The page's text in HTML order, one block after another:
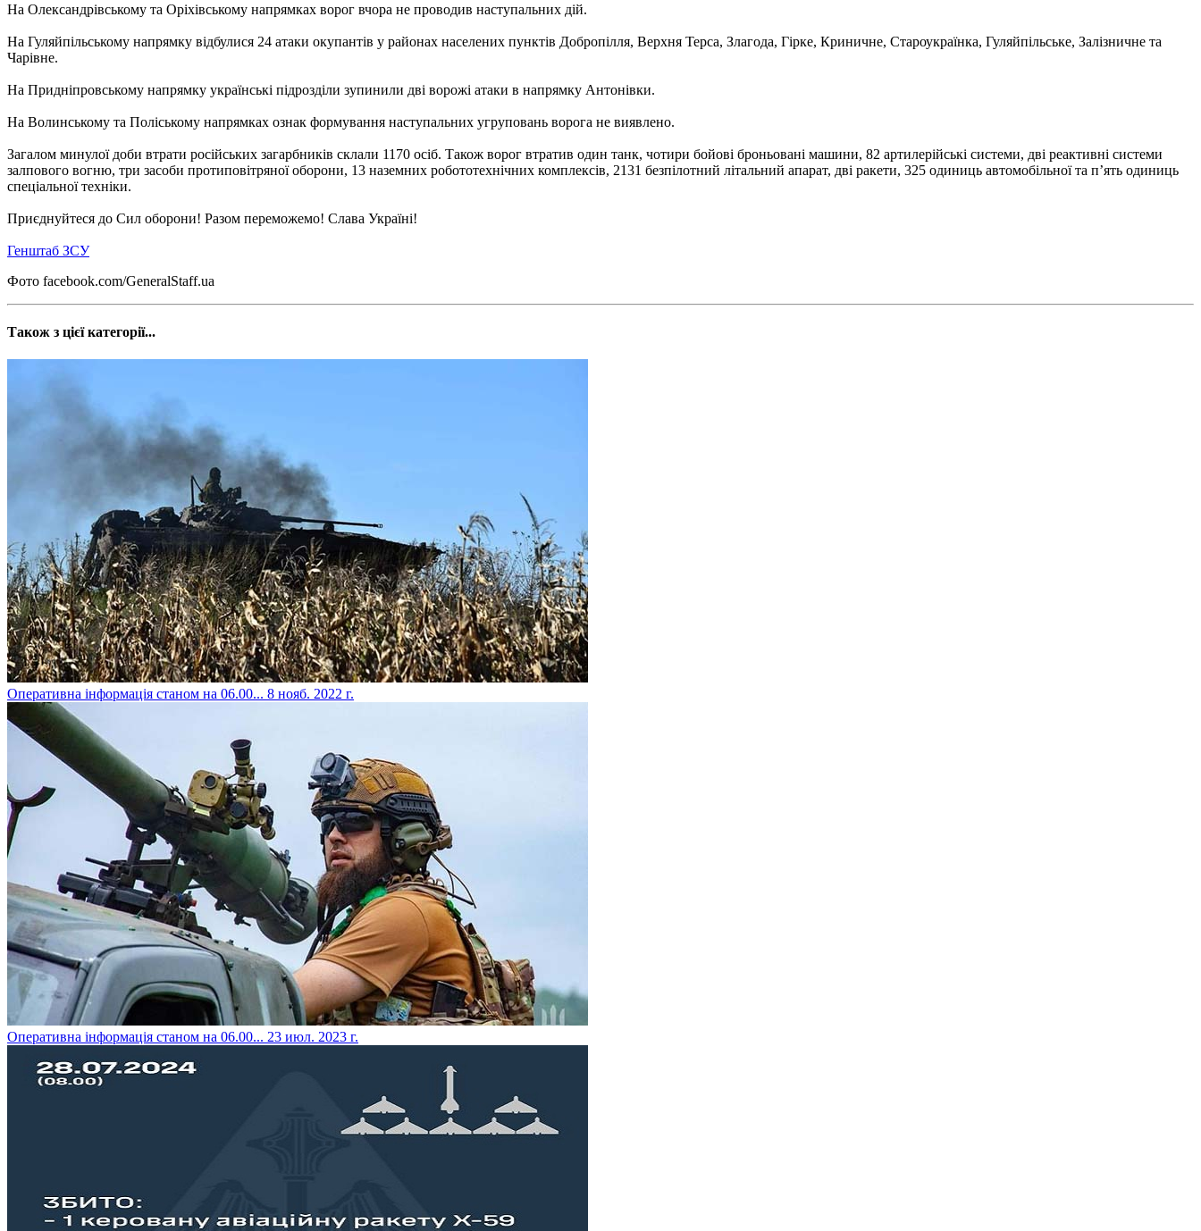
На Олександрівському та Оріхівському напрямках ворог вчора не проводив наступальних дій.
На Гуляйпільському напрямку відбулися 24 атаки окупантів у районах населених пунктів Добропілля, Верхня Терса, Злагода, Гірке, Криничне, Староукраїнка, Гуляйпільське, Залізничне та
Чарівне.
На Придніпровському напрямку українські підрозділи зупинили дві ворожі атаки в напрямку Антонівки.
На Волинському та Поліському напрямках ознак формування наступальних угруповань ворога не виявлено.
Загалом минулої доби втрати російських загарбників склали 1170 осіб. Також ворог втратив один танк, чотири бойові броньовані машини, 82 артилерійські системи, дві реактивні системи
залпового вогню, три засоби протиповітряної оборони, 13 наземних робототехнічних комплексів, 2131 безпілотний літальний апарат, дві ракети, 325 одиниць автомобільної та п’ять одиниць
спеціальної техніки.
Приєднуйтеся до Сил оборони! Разом переможемо! Слава Україні!
Генштаб ЗСУ
Фото facebook.com/GeneralStaff.ua
Також з цієї категорії...
​Оперативна інформація станом на 06.00... 8 нояб. 2022 г.
​Оперативна інформація станом на 06.00... 23 июл. 2023 г.